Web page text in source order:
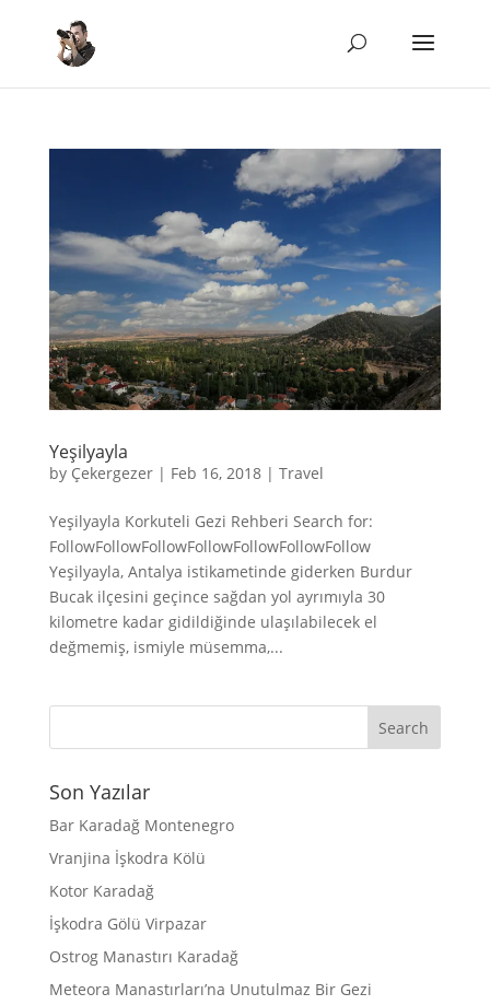
Yeşilyayla
by Çekergezer| Feb 16, 2018| Travel
Yeşilyayla Korkuteli Gezi Rehberi Search for:
FollowFollowFollowFollowFollowFollowFollow
Yeşilyayla, Antalya istikametinde giderken Burdur
Bucak ilçesini geçince sağdan yol ayrımıyla 30
kilometre kadar gidildiğinde ulaşılabilecek el
değmemiş, ismiyle müsemma,...
Son Yazılar
Bar Karadağ Montenegro
Vranjina İşkodra Kölü
Kotor Karadağ
İşkodra Gölü Virpazar
Ostrog Manastırı Karadağ
Meteora Manastırları’na Unutulmaz Bir Gezi